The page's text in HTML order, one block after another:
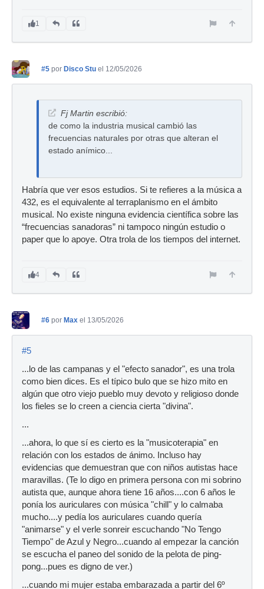
1
#5 por Disco Stu el 12/05/2026
Fj Martin escribió:
de como la industria musical cambió las
frecuencias naturales por otras que alteran el
estado anímico...
Habría que ver esos estudios. Si te refieres a la música a
432, es el equivalente al terraplanismo en el ámbito
musical. No existe ninguna evidencia científica sobre las
“frecuencias sanadoras” ni tampoco ningún estudio o
paper que lo apoye. Otra trola de los tiempos del internet.
4
#6 por Max el 13/05/2026
#5
...lo de las campanas y el "efecto sanador", es una trola
como bien dices. Es el típico bulo que se hizo mito en
algún que otro viejo pueblo muy devoto y religioso donde
los fieles se lo creen a ciencia cierta "divina".
...
...ahora, lo que sí es cierto es la "musicoterapia" en
relación con los estados de ánimo. Incluso hay
evidencias que demuestran que con niños autistas hace
maravillas. (Te lo digo en primera persona con mi sobrino
autista que, aunque ahora tiene 16 años....con 6 años le
ponía los auriculares con música "chill" y lo calmaba
mucho....y pedía los auriculares cuando quería
"animarse" y el verle sonreir escuchando "No Tengo
Tiempo" de Azul y Negro...cuando al empezar la canción
se escucha el paneo del sonido de la pelota de ping-
pong...pues es digno de ver.)
...cuando mi mujer estaba embarazada a partir del 6º